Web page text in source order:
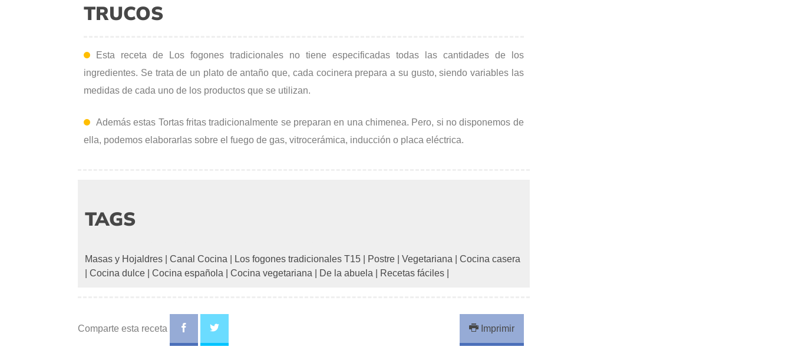
TRUCOS
Esta receta de Los fogones tradicionales no tiene especificadas todas las cantidades de los
ingredientes. Se trata de un plato de antaño que, cada cocinera prepara a su gusto, siendo variables las
medidas de cada uno de los productos que se utilizan.
Además estas Tortas fritas tradicionalmente se preparan en una chimenea. Pero, si no disponemos de
ella, podemos elaborarlas sobre el fuego de gas, vitrocerámica, inducción o placa eléctrica.
TAGS
Masas y Hojaldres Canal Cocina Los fogones tradicionales T15 Postre Vegetariana
Cocina casera
Cocina dulce Cocina española Cocina vegetariana De la abuela Recetas fáciles
Comparte esta receta Imprimir